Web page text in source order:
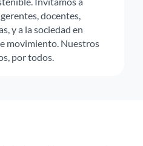
docentes,
y a la sociedad en
movimiento. Nuestros
por todos.